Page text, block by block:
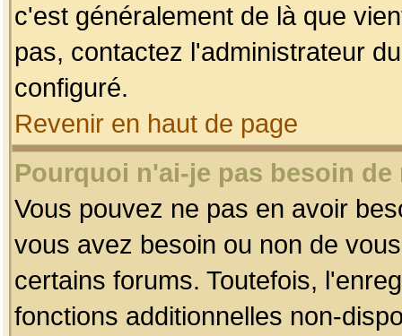
c'est généralement de là que
pas, contactez l'administrateur
configuré.
Revenir en haut de page
Pourquoi n'ai-je pas besoin
Vous pouvez ne pas en avoir
vous avez besoin ou non de
certains forums. Toutefois,
fonctions additionnelles non-